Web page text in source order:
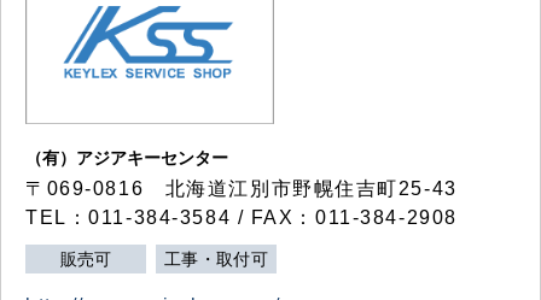
（有）アジアキーセンター
〒069-0816 北海道江別市野幌住吉町25-43
TEL：011-384-3584 / FAX：011-384-2908
販売可 工事・取付可